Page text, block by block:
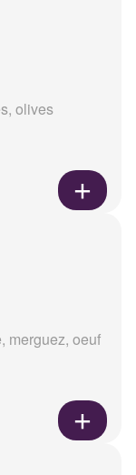
olives
merguez, oeuf